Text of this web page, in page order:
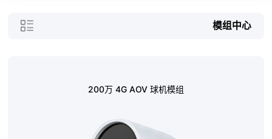
智能制造 模组中心
200万 4G AOV 球机模组